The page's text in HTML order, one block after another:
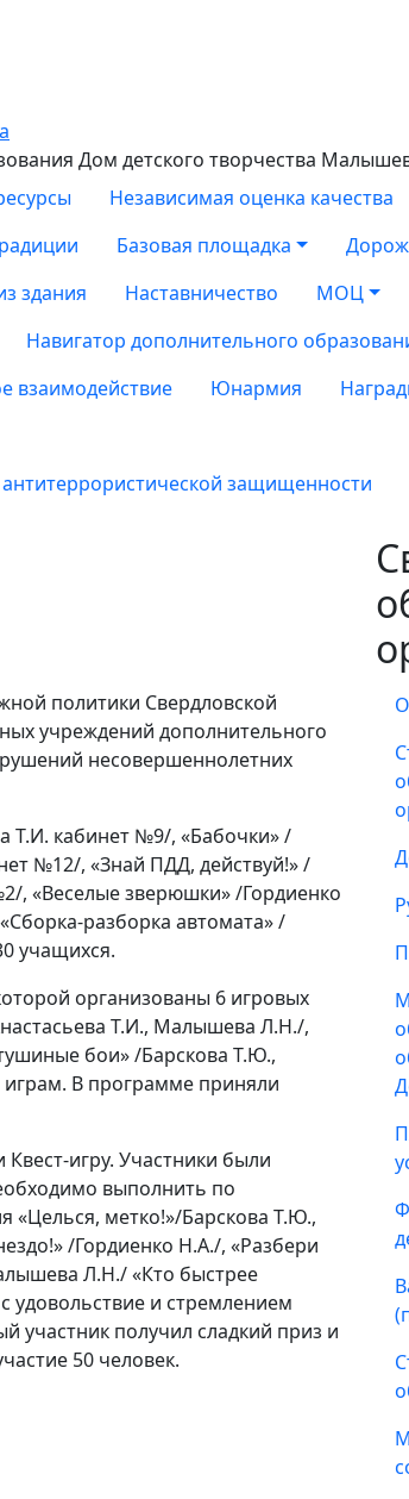
Дом детского творчества
Независимая оценка качества
Базовая площадка
здания Наставничество МОЦ
Навигатор дополнительного
взаимодействие Юнармия
защищенности
политики Свердловской
учреждений дополнительного
несовершеннолетних
Т.И. кабинет №9/, «Бабочки» /
№12/, «Знай ПДД, действуй!» /
, «Веселые зверюшки» /Гордиенко
разборка автомата» /
учащихся.
организованы 6 игровых
Т.И., Малышева Л.Н./,
бои» /Барскова Т.Ю.,
В программе приняли
игру. Участники были
выполнить по
«Целься, метко!»/Барскова Т.Ю.,
/Гордиенко Н.А./, «Разбери
Л.Н./ «Кто быстрее
и стремлением
участник получил сладкий приз и
50 человек.